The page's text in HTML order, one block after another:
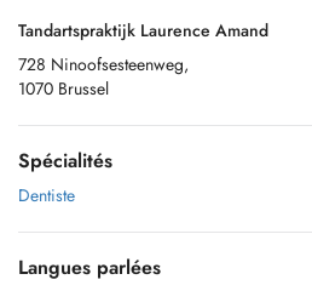
Tandartspraktijk Laurence Amand
728 Ninoofsesteenweg,
1070 Brussel
Spécialités
Dentiste
Langues parlées